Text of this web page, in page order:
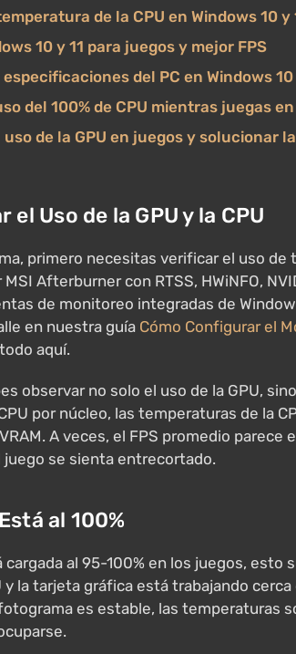
de la CPU en Windows 10 y
10 y 11 para juegos y mejor FPS
del PC en Windows 10
del 100% de CPU mientras juegas en
de la GPU en juegos y solucionar
Uso de la GPU y la CPU
primero necesitas verificar el uso
Afterburner con RTSS, HWiNFO,
de monitoreo integradas de
en nuestra guía Cómo Configurar el
aquí.
observar no solo el uso de la GPU,
por núcleo, las temperaturas de la
A veces, el FPS promedio
se sienta entrecortado.
al 100%
al 95-100% en los juegos, esto
la tarjeta gráfica está trabajando
es estable, las temperaturas